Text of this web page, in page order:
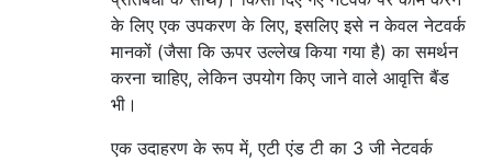
के लिए एक उपकरण के लिए, इसलिए इसे न केवल नेटवर्क
मानकों (जैसा कि ऊपर उल्लेख किया गया है) का समर्थन
करना चाहिए, लेकिन उपयोग किए जाने वाले आवृत्ति बैंड
भी।
एक उदाहरण के रूप में, एटी एंड टी का 3 जी नेटवर्क